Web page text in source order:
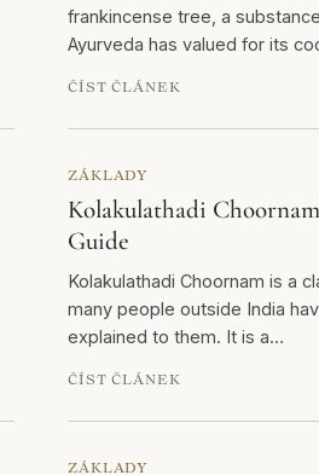
frankincense tree, a
Ayurveda has valued for its
ČÍST ČLÁNEK
ZÁKLADY
Kolakulathadi
Guide
Kolakulathadi Choornam is a
many people outside India
explained to them. It is a…
ČÍST ČLÁNEK
ZÁKLADY